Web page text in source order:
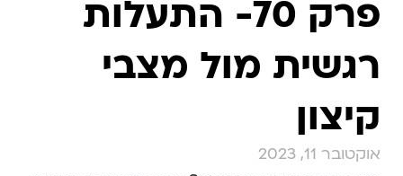
פרק 70- התעלות
רגשית מול מצבי
קיצון
אוקטובר 11, 2023